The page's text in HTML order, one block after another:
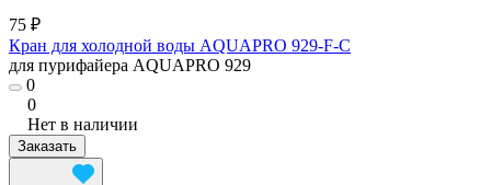
75 ₽
Кран для холодной воды AQUAPRO 929-F-C
для пурифайера AQUAPRO 929
0
0
Нет в наличии
Заказать